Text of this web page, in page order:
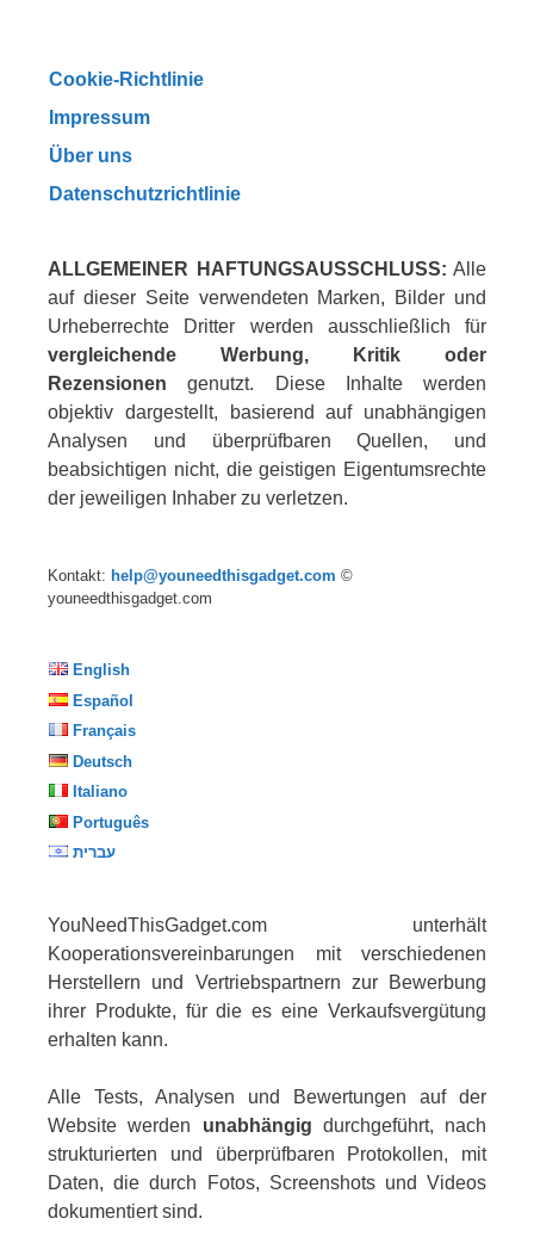
Cookie-Richtlinie
Impressum
Über uns
Datenschutzrichtlinie
ALLGEMEINER HAFTUNGSAUSSCHLUSS: Alle
auf dieser Seite verwendeten Marken, Bilder und
Urheberrechte Dritter werden ausschließlich für
vergleichende Werbung, Kritik oder
Rezensionen genutzt. Diese Inhalte werden
objektiv dargestellt, basierend auf unabhängigen
Analysen und überprüfbaren Quellen, und
beabsichtigen nicht, die geistigen Eigentumsrechte
der jeweiligen Inhaber zu verletzen.
Kontakt: help@youneedthisgadget.com ©
youneedthisgadget.com
English
Español
Français
Deutsch
Italiano
Português
עברית
YouNeedThisGadget.com unterhält
Kooperationsvereinbarungen mit verschiedenen
Herstellern und Vertriebspartnern zur Bewerbung
ihrer Produkte, für die es eine Verkaufsvergütung
erhalten kann.
Alle Tests, Analysen und Bewertungen auf der
Website werden unabhängig durchgeführt, nach
strukturierten und überprüfbaren Protokollen, mit
Daten, die durch Fotos, Screenshots und Videos
dokumentiert sind.